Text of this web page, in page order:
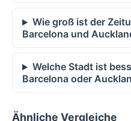
Wie groß ist der
Barcelona und
Welche Stadt ist
Barcelona oder
Ähnliche Vergleiche